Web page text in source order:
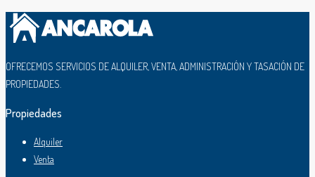
OFRECEMOS SERVICIOS DE ALQUILER, VENTA, ADMINISTRACIÓN Y TASACIÓN DE
PROPIEDADES.
Propiedades
Alquiler
Venta